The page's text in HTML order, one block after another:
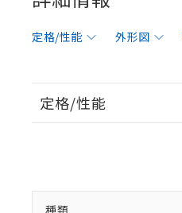
定格/性能 外形図
定格/性能
種類